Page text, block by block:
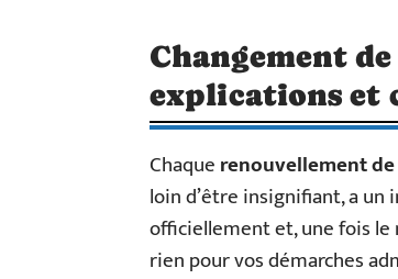
Changement
explications et
Chaquerenouvellement
loin d’être insignifiant, a
officiellement et, une fois le
rien pour vos démarches